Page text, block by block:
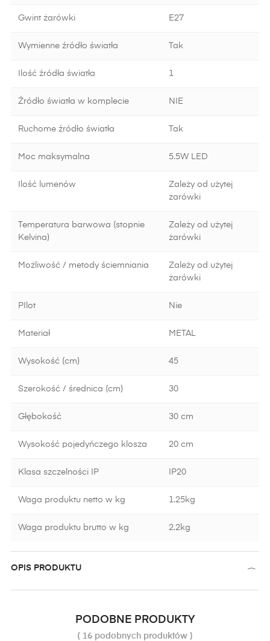
Gwint żarówki E27
Wymienne źródło światła Tak
Ilość źródła światła 1
Źródło światła w komplecie NIE
Ruchome źródło światła Tak
Moc maksymalna 5.5W LED
Ilość lumenów
Zależy od użytej
żarówki
Temperatura barwowa (stopnie
Kelvina)
Zależy od użytej
żarówki
Możliwość / metody ściemniania
Zależy od użytej
żarówki
PIlot Nie
Materiał METAL
Wysokość (cm) 45
Szerokość / średnica (cm) 30
Głębokość 30 cm
Wysokość pojedyńczego klosza 20 cm
Klasa szczelności IP IP20
Waga produktu netto w kg 1.25kg
Waga produktu brutto w kg 2.2kg
OPIS PRODUKTU
PODOBNE PRODUKTY
( 16 podobnych produktów )